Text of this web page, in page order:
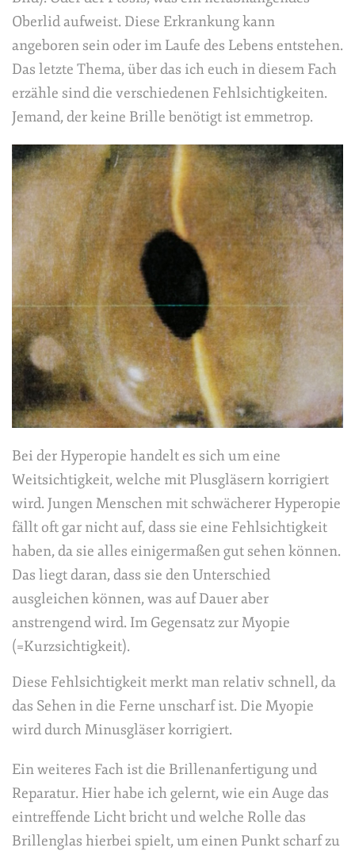
Oberlid aufweist. Diese Erkrankung kann
angeboren sein oder im Laufe des Lebens entstehen.
Das letzte Thema, über das ich euch in diesem Fach
erzähle sind die verschiedenen Fehlsichtigkeiten.
Jemand, der keine Brille benötigt ist emmetrop.
Bei der Hyperopie handelt es sich um eine
Weitsichtigkeit, welche mit Plusgläsern korrigiert
wird. Jungen Menschen mit schwächerer Hyperopie
fällt oft gar nicht auf, dass sie eine Fehlsichtigkeit
haben, da sie alles einigermaßen gut sehen können.
Das liegt daran, dass sie den Unterschied
ausgleichen können, was auf Dauer aber
anstrengend wird. Im Gegensatz zur Myopie
(=Kurzsichtigkeit).
Diese Fehlsichtigkeit merkt man relativ schnell, da
das Sehen in die Ferne unscharf ist. Die Myopie
wird durch Minusgläser korrigiert.
Ein weiteres Fach ist die Brillenanfertigung und
Reparatur. Hier habe ich gelernt, wie ein Auge das
eintreffende Licht bricht und welche Rolle das
Brillenglas hierbei spielt, um einen Punkt scharf zu